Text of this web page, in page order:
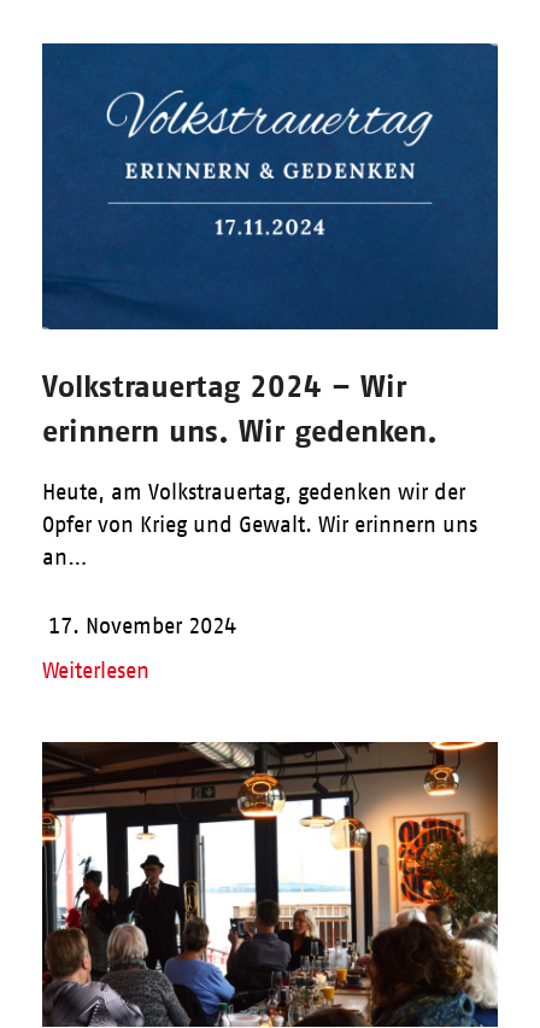
Volkstrauertag 2024 – Wir
erinnern uns. Wir gedenken.
Heute, am Volkstrauertag, gedenken wir der
Opfer von Krieg und Gewalt. Wir erinnern uns
an…
17. November 2024
Weiterlesen